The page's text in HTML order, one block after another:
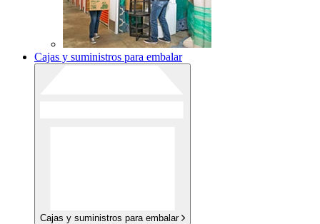
Cajas y suministros para embalar
Cajas y suministros para embalar